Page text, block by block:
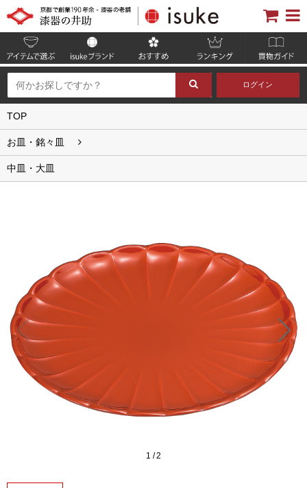
ログイン
TOP
お皿・銘々皿
中皿・大皿
1 /2